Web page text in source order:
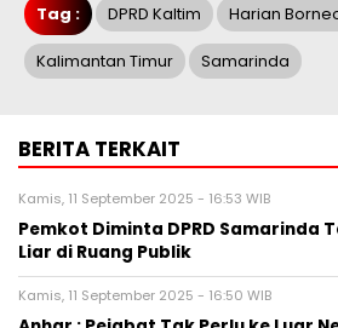
Tag : DPRD Kaltim Harian
Kalimantan Timur Samarinda
BERITA TERKAIT
Kamis, 11 September 2025 - 16:53 WIB
Pemkot Diminta DPRD Samarinda
Liar di Ruang Publik
Kamis, 11 September 2025 - 16:50 WIB